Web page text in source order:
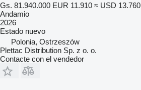
Gs. 81.940.000 EUR 11.910 ≈ USD 13.760
Andamio
2026
Estado nuevo
Polonia, Ostrzeszów
Plettac Distribution Sp. z o. o.
Contacte con el vendedor